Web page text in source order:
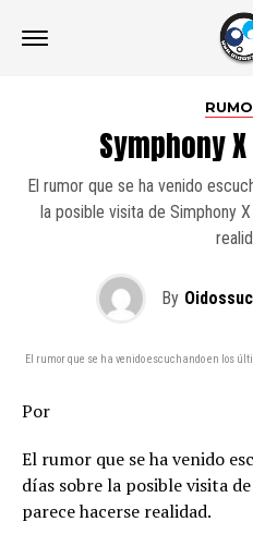
Symphony
El rumor que se ha venido
la posible visita de Simphony
By
El rumor que se ha venido escuchando en los
Por
El rumor que se ha venido
días sobre la posible visita
parece hacerse realidad.